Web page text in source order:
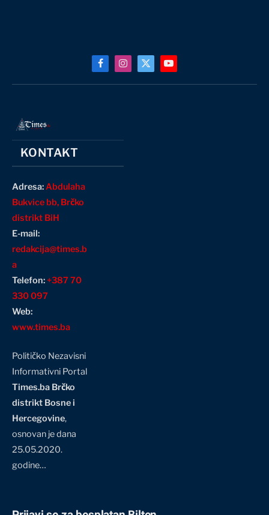
FacebookInstagram
X
YouTube
KONTAKT
Adresa:Abdulaha
Bukvice bb, Brčko
distrikt BiH
E-mail:
redakcija@times.b
a
Telefon:+387 70
330 097
Web:
www.times.ba
Političko Nezavisni
Informativni Portal
Times.ba Brčko
distrikt Bosne i
Hercegovine,
osnovan je dana
25.05.2020.
godine…